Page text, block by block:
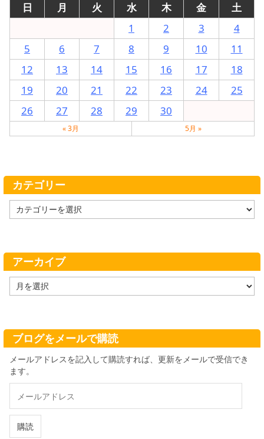
日
月 火 水 木 金
土
1
2 3
4
5
6 7 8 9 10
11
12
13 14 15 16 17
18
19
20 21 22 23 24
25
26
27 28 29 30
« 3月 5月 »
カテゴリー
テ
ー
アーカイブ
ー
ブ
ブログをメールで購読
メールアドレスを記入して購読すれば、更新をメールで受信でき
ます。
ル
ド
購読